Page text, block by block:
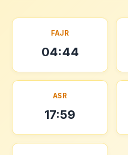
FAJR
04:44
ASR
17:59